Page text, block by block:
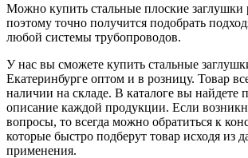
Можно купить стальные плоские заглушки
поэтому точно получится подобрать
любой системы трубопроводов.
У нас вы сможете купить стальные
Екатеринбурге оптом и в розницу. Товар
наличии на складе. В каталоге вы найдете
описание каждой продукции. Если
вопросы, то всегда можно обратиться к
которые быстро подберут товар исходя из
применения.